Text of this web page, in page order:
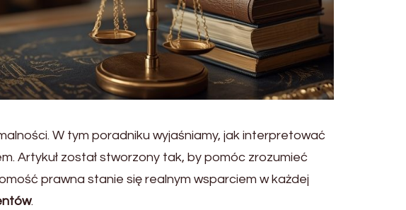
W tym poradniku wyjaśniamy, jak interpretować
Artykuł został stworzony tak, by pomóc zrozumieć
prawna stanie się realnym wsparciem w każdej
.